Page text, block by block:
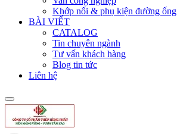
Khớp nối & phụ kiện đường ống
BÀI VIẾT
CATALOG
Tin chuyên ngành
Tư vấn khách hàng
Blog tin tức
Liên hệ